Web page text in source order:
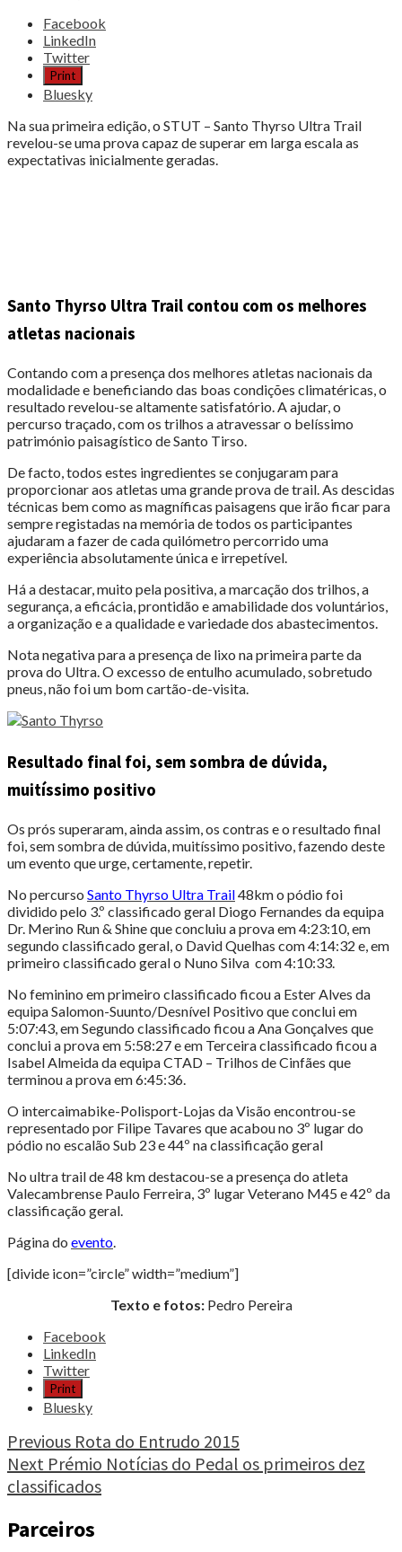
Share
post
"Santo
Thyrso
Trail
superou
expectativas"
Facebook
LinkedIn
Twitter
Print
Bluesky
Na sua primeira edição, o STUT – Santo Thyrso Ultra Trail
revelou-se uma prova capaz de superar em larga escala as
expectativas inicialmente geradas.
Santo Thyrso Ultra Trail contou com os melhores
atletas nacionais
Contando com a presença dos melhores atletas nacionais da
modalidade e beneficiando das boas condições climatéricas, o
resultado revelou-se altamente satisfatório. A ajudar, o
percurso traçado, com os trilhos a atravessar o belíssimo
património paisagístico de Santo Tirso.
De facto, todos estes ingredientes se conjugaram para
proporcionar aos atletas uma grande prova de trail. As descidas
técnicas bem como as magníficas paisagens que irão ficar para
sempre registadas na memória de todos os participantes
ajudaram a fazer de cada quilómetro percorrido uma
experiência absolutamente única e irrepetível.
Há a destacar, muito pela positiva, a marcação dos trilhos, a
segurança, a eficácia, prontidão e amabilidade dos voluntários,
a organização e a qualidade e variedade dos abastecimentos.
Nota negativa para a presença de lixo na primeira parte da
prova do Ultra. O excesso de entulho acumulado, sobretudo
pneus, não foi um bom cartão-de-visita.
Resultado final foi, sem sombra de dúvida,
muitíssimo positivo
Os prós superaram, ainda assim, os contras e o resultado final
foi, sem sombra de dúvida, muitíssimo positivo, fazendo deste
um evento que urge, certamente, repetir.
No percurso Santo Thyrso Ultra Trail48km o pódio foi
dividido pelo 3.º classificado geral Diogo Fernandes da equipa
Dr. Merino Run & Shine que concluiu a prova em 4:23:10, em
segundo classificado geral, o David Quelhas com 4:14:32 e, em
primeiro classificado geral o Nuno Silva com 4:10:33.
No feminino em primeiro classificado ficou a Ester Alves da
equipa Salomon-Suunto/Desnível Positivo que conclui em
5:07:43, em Segundo classificado ficou a Ana Gonçalves que
conclui a prova em 5:58:27 e em Terceira classificado ficou a
Isabel Almeida da equipa CTAD – Trilhos de Cinfães que
terminou a prova em 6:45:36.
O intercaimabike-Polisport-Lojas da Visão encontrou-se
representado por Filipe Tavares que acabou no 3º lugar do
pódio no escalão Sub 23 e 44º na classificação geral
No ultra trail de 48 km destacou-se a presença do atleta
Valecambrense Paulo Ferreira, 3º lugar Veterano M45 e 42º da
classificação geral.
Página do evento
[divide icon=”circle” width=”medium”]
Texto e fotos:Pedro Pereira
Share
post
"Santo
Thyrso
Trail
superou
expectativas"
Facebook
LinkedIn
Twitter
Print
Bluesky
Continue
Reading
Previous Rota do Entrudo 2015
Next Prémio Notícias do Pedal os primeiros dez
classificados
Parceiros